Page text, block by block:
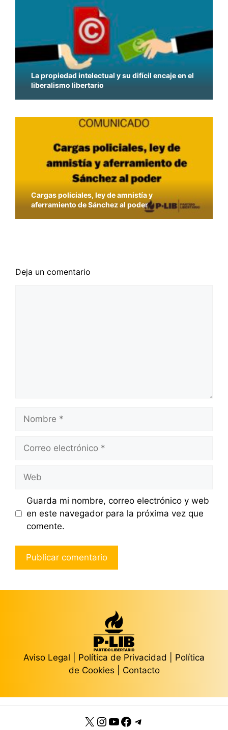
La propiedad intelectual y su difícil encaje en el
liberalismo libertario
Cargas policiales, ley de amnistía y
aferramiento de Sánchez al poder
La solución a los problemas sanitarios no pasa
por la vulneración de los derechos civiles
Deja un comentario
electrónico
Guarda mi nombre, correo electrónico y web
en este navegador para la próxima vez que
comente.
Aviso Legal Política de Privacidad
Política
de Cookies
Contacto